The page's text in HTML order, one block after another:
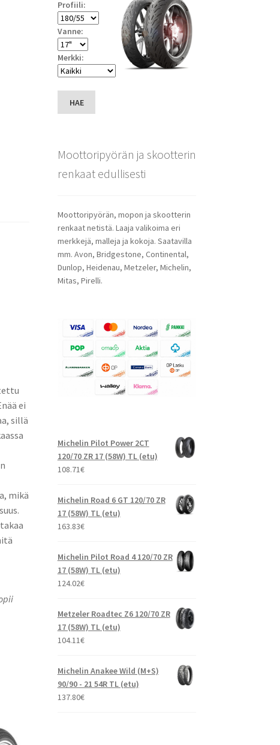
ei
sillä
mikä
Profiili:
Vanne:
Merkki:
HAE
Moottoripyörän ja skootterin
renkaat edullisesti
Moottoripyörän, mopon ja skootterin
renkaat netistä. Laaja valikoima eri
merkkejä, malleja ja kokoja. Saatavilla
mm. Avon, Bridgestone, Continental,
Dunlop, Heidenau, Metzeler, Michelin,
Mitas, Pirelli.
Michelin Pilot Power 2CT
120/70 ZR 17 (58W) TL (etu)
108.71€
Michelin Road 6 GT 120/70 ZR
17 (58W) TL (etu)
163.83€
Michelin Pilot Road 4 120/70 ZR
17 (58W) TL (etu)
124.02€
Metzeler Roadtec Z6 120/70 ZR
17 (58W) TL (etu)
104.11€
Michelin Anakee Wild (M+S)
90/90 - 21 54R TL (etu)
137.80€